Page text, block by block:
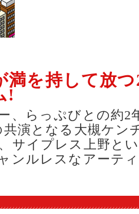
満を持して放
!
、らっぷびとの約2
演となる大槻ケン
サイプレス上野と
ンルレスなアーテ